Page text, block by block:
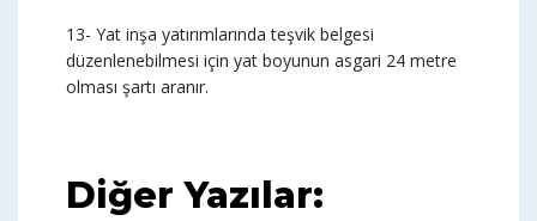
13- Yat inşa yatırımlarında teşvik belgesi
düzenlenebilmesi için yat boyunun asgari 24 metre
olması şartı aranır.
Diğer Yazılar: